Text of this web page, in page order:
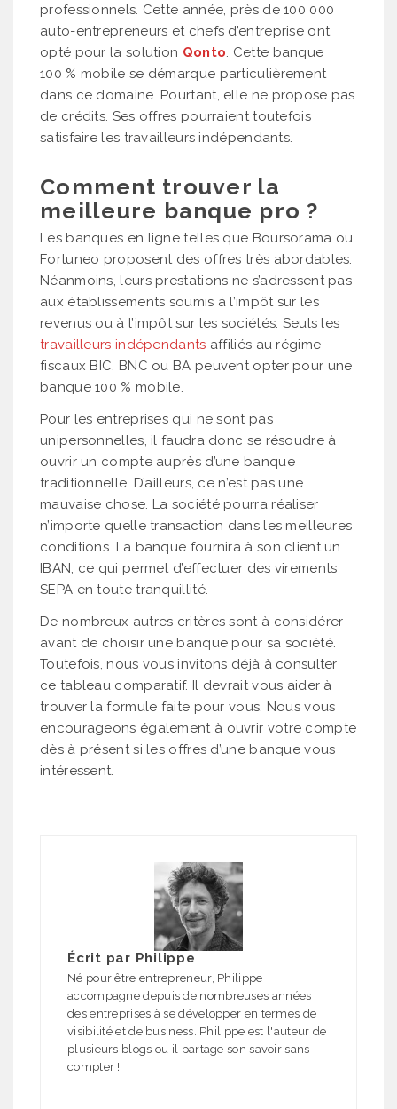
professionnels. Cette année, près de 100 000
auto-entrepreneurs et chefs d’entreprise ont
opté pour la solution Qonto. Cette banque
100 % mobile se démarque particulièrement
dans ce domaine. Pourtant, elle ne propose pas
de crédits. Ses offres pourraient toutefois
satisfaire les travailleurs indépendants.
Comment trouver la
meilleure banque pro ?
Les banques en ligne telles que Boursorama ou
Fortuneo proposent des offres très abordables.
Néanmoins, leurs prestations ne s’adressent pas
aux établissements soumis à l’impôt sur les
revenus ou à l’impôt sur les sociétés. Seuls les
travailleurs indépendants affiliés au régime
fiscaux BIC, BNC ou BA peuvent opter pour une
banque 100 % mobile.
Pour les entreprises qui ne sont pas
unipersonnelles, il faudra donc se résoudre à
ouvrir un compte auprès d’une banque
traditionnelle. D’ailleurs, ce n’est pas une
mauvaise chose. La société pourra réaliser
n’importe quelle transaction dans les meilleures
conditions. La banque fournira à son client un
IBAN, ce qui permet d’effectuer des virements
SEPA en toute tranquillité.
De nombreux autres critères sont à considérer
avant de choisir une banque pour sa société.
Toutefois, nous vous invitons déjà à consulter
ce tableau comparatif. Il devrait vous aider à
trouver la formule faite pour vous. Nous vous
encourageons également à ouvrir votre compte
dès à présent si les offres d’une banque vous
intéressent.
Écrit par Philippe
Né pour être entrepreneur, Philippe
accompagne depuis de nombreuses années
des entreprises à se développer en termes de
visibilité et de business. Philippe est l'auteur de
plusieurs blogs ou il partage son savoir sans
compter !